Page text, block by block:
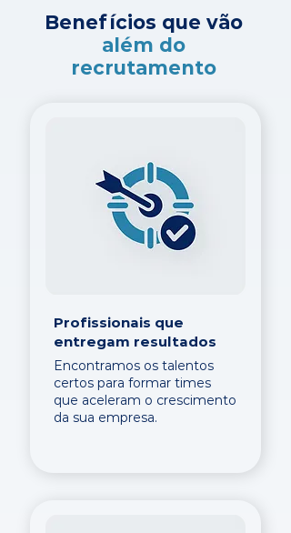
Benefícios que vão
além do
recrutamento
Profissionais que
entregam resultados
Encontramos os talentos
certos para formar times
que aceleram o crescimento
da sua empresa.